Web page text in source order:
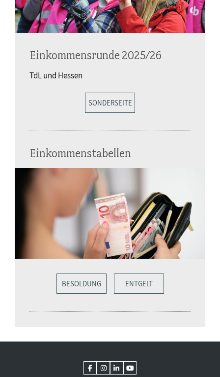
Einkommensrunde 2025/26
TdL und Hessen
SONDERSEITE
Einkommenstabellen
BESOLDUNG ENTGELT